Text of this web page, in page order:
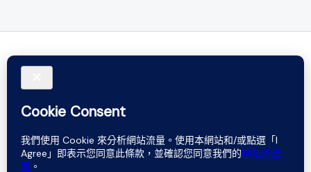
Do not rely on words. Believe in sound.